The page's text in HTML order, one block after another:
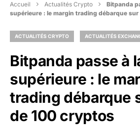
Accueil Actualités Crypto
Bitpanda
supérieure : le margin trading débarque
ACTUALITÉS CRYPTO ACTUALITÉS
Bitpanda passe à
supérieure : le
trading débarque
de 100 cryptos